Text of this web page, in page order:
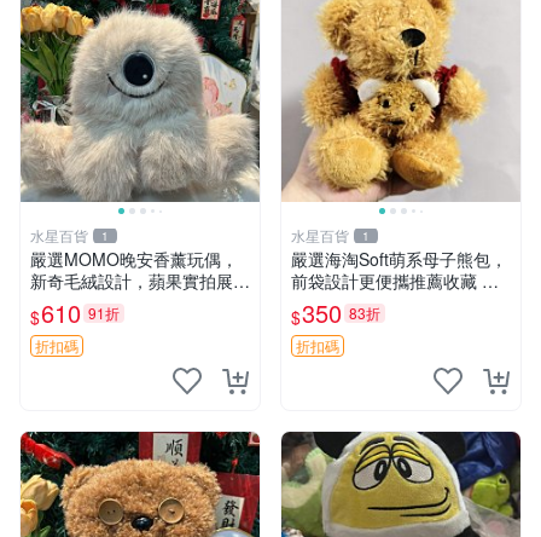
水星百貨 1
嚴選MOMO晚安香薰玩偶，
新奇毛絨設計，蘋果實拍展
示，成色極佳 晚安香薰 馮娃
娃 毛絨玩偶
$610 91折
折扣碼
水星百貨 1
嚴選海淘Soft萌系母子熊包，
前袋設計更便攜推薦收藏 母
子熊 軟綿綿 包包
$350 83折
折扣碼